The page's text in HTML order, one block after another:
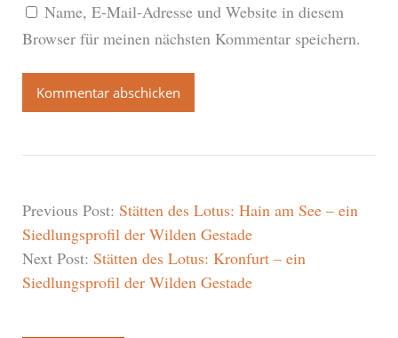
Name, E-Mail-Adresse und Website in diesem
Browser für meinen nächsten Kommentar speichern.
Previous Post: Stätten des Lotus: Hain am See – ein
Siedlungsprofil der Wilden Gestade
Next Post: Stätten des Lotus: Kronfurt – ein
Siedlungsprofil der Wilden Gestade